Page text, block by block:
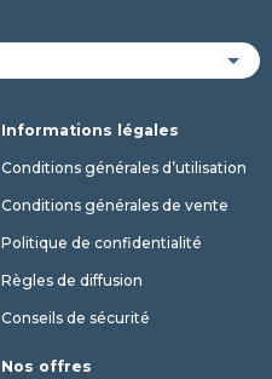
Informations légales
Conditions générales d’utilisation
Conditions générales de vente
Politique de confidentialité
Règles de diffusion
Conseils de sécurité
Nos offres